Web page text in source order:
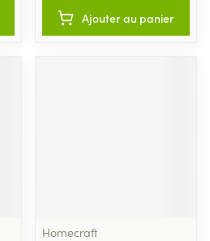
Ajouter au panier
Homecraft